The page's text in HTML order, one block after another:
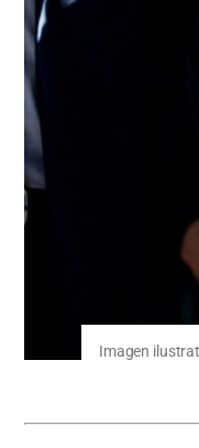
Imagen